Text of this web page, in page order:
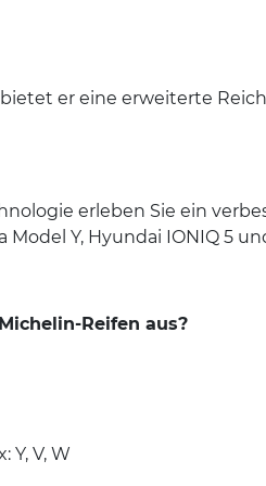
er eine erweiterte
erleben Sie ein
Y, Hyundai IONIQ 5
Reifen aus?
Y, V, W